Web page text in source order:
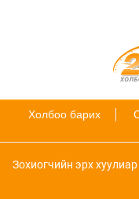
Холбоо барих
Зохиогчийн эрх